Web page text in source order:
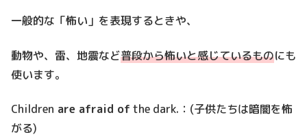
一般的な「怖い」を表現するときや、
動物や、雷、地震など普段から怖いと感じているものにも
使います。
Children are afraid of the dark.：(子供たちは暗闇を怖
がる)